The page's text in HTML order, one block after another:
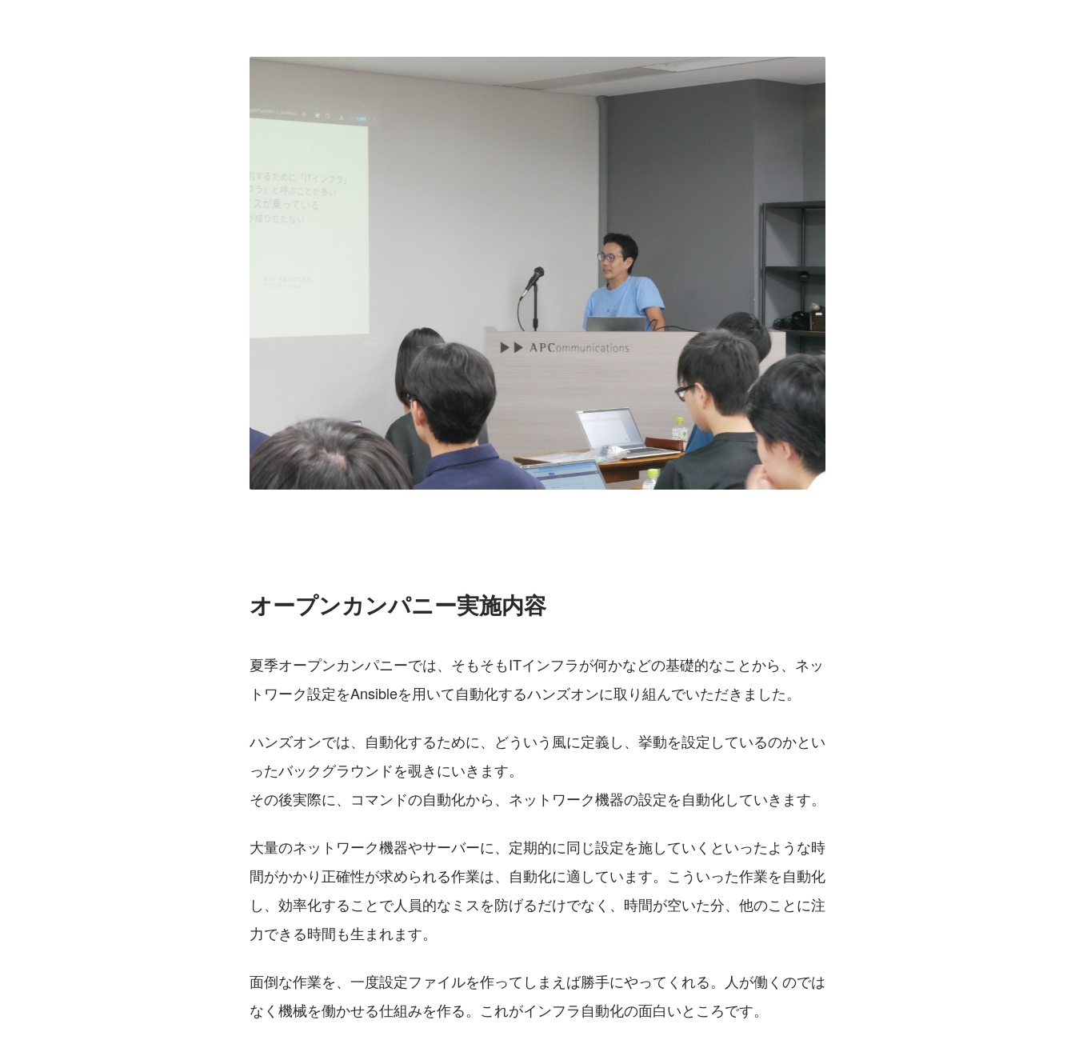
オープンカンパニー実施内容
夏季オープンカンパニーでは、そもそもITインフラが何かなどの基礎的なことから、ネッ
トワーク設定をAnsibleを用いて自動化するハンズオンに取り組んでいただきました。
ハンズオンでは、自動化するために、どういう風に定義し、挙動を設定しているのかとい
ったバックグラウンドを覗きにいきます。
その後実際に、コマンドの自動化から、ネットワーク機器の設定を自動化していきます。
大量のネットワーク機器やサーバーに、定期的に同じ設定を施していくといったような時
間がかかり正確性が求められる作業は、自動化に適しています。こういった作業を自動化
し、効率化することで人員的なミスを防げるだけでなく、時間が空いた分、他のことに注
力できる時間も生まれます。
面倒な作業を、一度設定ファイルを作ってしまえば勝手にやってくれる。人が働くのでは
なく機械を働かせる仕組みを作る。これがインフラ自動化の面白いところです。